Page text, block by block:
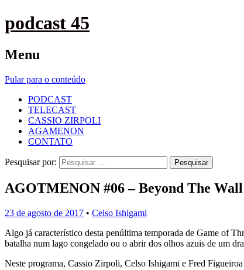
podcast 45
Menu
Pular para o conteúdo
PODCAST
TELECAST
CASSIO ZIRPOLI
AGAMENON
CONTATO
Pesquisar por:
AGOTMENON #06 – Beyond The Wall
23 de agosto de 2017 • Celso Ishigami
Algo já característico desta penúltima temporada de Game of
batalha num lago congelado ou o abrir dos olhos azuis de um
Neste programa, Cassio Zirpoli, Celso Ishigami e Fred